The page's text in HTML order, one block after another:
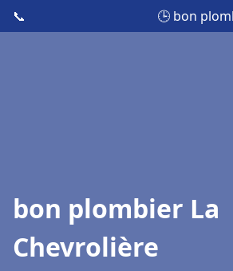
📞 🕒 bon
bon plombier La
Chevrolière